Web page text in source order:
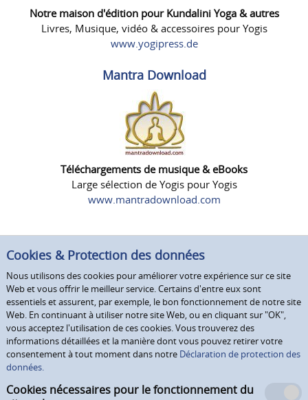
Notre maison d'édition pour Kundalini Yoga & autres
Livres, Musique, vidéo & accessoires pour Yogis
www.yogipress.de
Mantra Download
Téléchargements de musique & eBooks
Large sélection de Yogis pour Yogis
www.mantradownload.com
Cookies & Protection des données
Nous utilisons des cookies pour améliorer votre expérience sur ce site
Web et vous offrir le meilleur service. Certains d'entre eux sont
essentiels et assurent, par exemple, le bon fonctionnement de notre site
Web. En continuant à utiliser notre site Web, ou en cliquant sur "OK",
vous acceptez l'utilisation de ces cookies. Vous trouverez des
informations détaillées et la manière dont vous pouvez retirer votre
consentement à tout moment dans notre Déclaration de protection des
données.
Cookies nécessaires pour le fonctionnement du